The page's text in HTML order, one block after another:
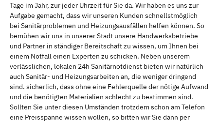
Tage im Jahr, zur jeder Uhrzeit für Sie da. Wir haben es uns zur
Aufgabe gemacht, dass wir unseren Kunden schnellstmöglich
bei Sanitärproblemen und Heizungsausfällen helfen können. So
bemühen wir uns in unserer Stadt unsere Handwerksbetriebe
und Partner in ständiger Bereitschaft zu wissen, um Ihnen bei
einem Notfall einen Experten zu schicken. Neben unserem
verlässlichen, lokalen 24h Sanitärnotdienst bieten wir natürlich
auch Sanitär- und Heizungsarbeiten an, die weniger dringend
sind. sicherlich, dass ohne eine Fehlerquelle der nötige Aufwand
und die benötigten Materialien schlecht zu bestimmen sind.
Sollten Sie unter diesen Umständen trotzdem schon am Telefon
eine Preisspanne wissen wollen, so bitten wir Sie dann per